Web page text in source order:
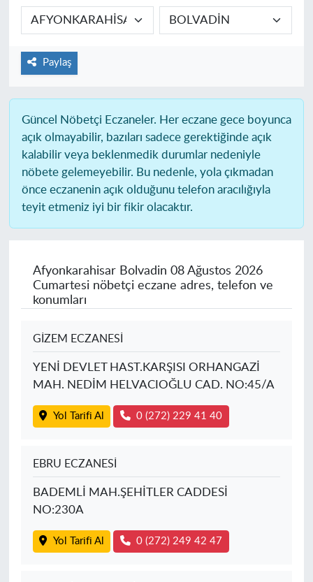
Paylaş
Güncel Nöbetçi Eczaneler. Her eczane gece boyunca
açık olmayabilir, bazıları sadece gerektiğinde açık
kalabilir veya beklenmedik durumlar nedeniyle
nöbete gelemeyebilir. Bu nedenle, yola çıkmadan
önce eczanenin açık olduğunu telefon aracılığıyla
teyit etmeniz iyi bir fikir olacaktır.
Afyonkarahisar Bolvadin 08 Ağustos 2026
Cumartesi nöbetçi eczane adres, telefon ve
konumları
GİZEM ECZANESİ
YENİ DEVLET HAST.KARŞISI ORHANGAZİ
MAH. NEDİM HELVACIOĞLU CAD. NO:45/A
Yol Tarifi Al 0 (272) 229 41 40
EBRU ECZANESİ
BADEMLİ MAH.ŞEHİTLER CADDESİ
NO:230A
Yol Tarifi Al 0 (272) 249 42 47